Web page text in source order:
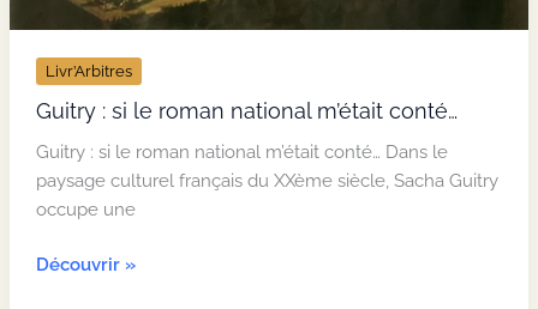
Livr’Arbitres
Guitry : si le roman national m’était conté…
Guitry : si le roman national m’était conté… Dans le
paysage culturel français du XXème siècle, Sacha Guitry
occupe une
Guitry
Découvrir »